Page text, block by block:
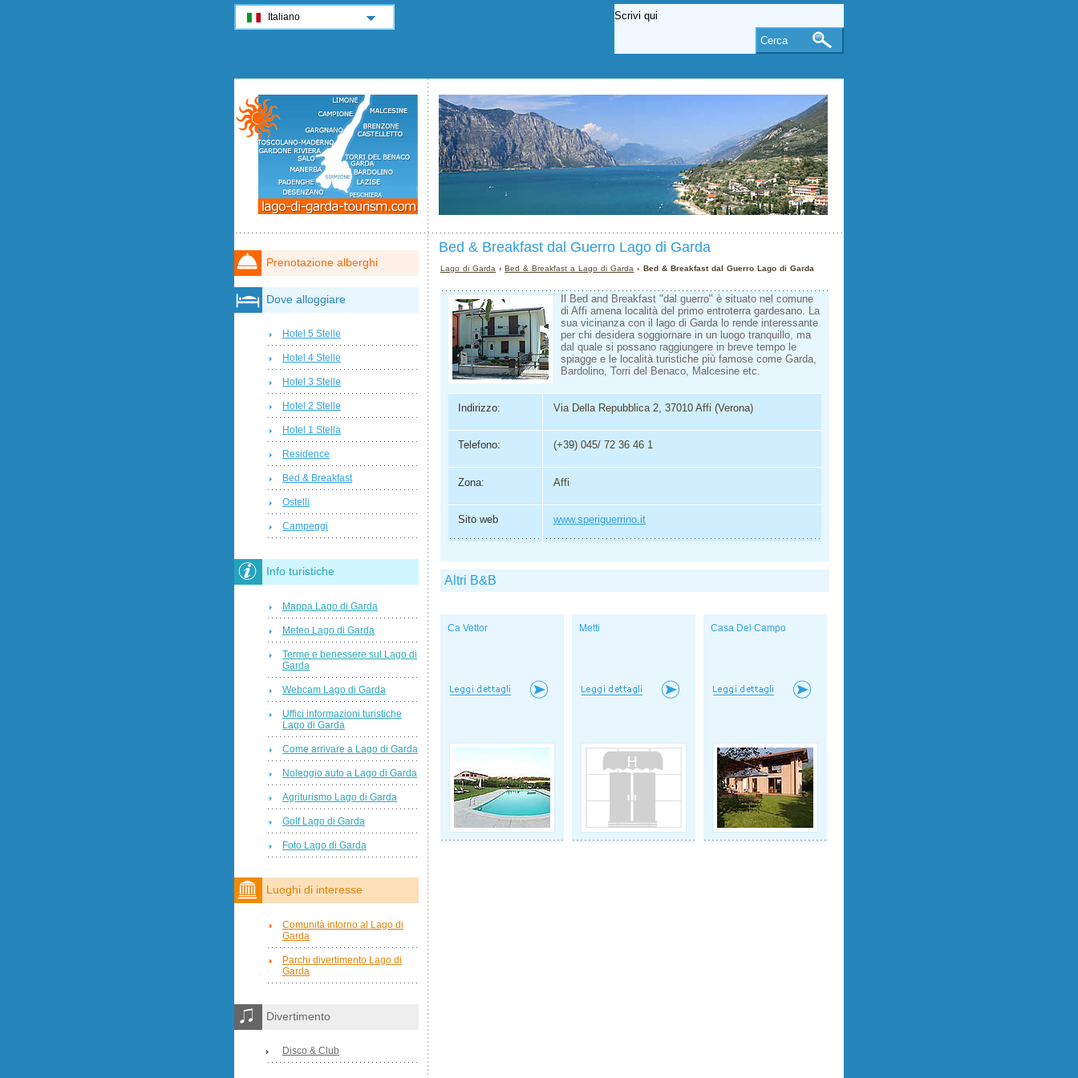
Bed & Breakfast dal Guerro Lago di Garda
Lago di Garda ›Bed & Breakfast a Lago di Garda › Bed & Breakfast dal Guerro Lago di Garda
Il Bed and Breakfast "dal guerro" è situato nel comune
di Affi amena località del primo entroterra gardesano. La
sua vicinanza con il lago di Garda lo rende interessante
per chi desidera soggiornare in un luogo tranquillo, ma
dal quale si possano raggiungere in breve tempo le
spiagge e le località turistiche più famose come Garda,
Bardolino, Torri del Benaco, Malcesine etc.
Indirizzo: Via Della Repubblica 2, 37010 Affi (Verona)
Telefono: (+39) 045/ 72 36 46 1
Zona: Affi
Sito web www.speriguerrino.it
Altri B&B
Ca Vettor Metti Casa Del Campo
Prenotazione alberghi
Dove alloggiare
Hotel 5 Stelle
Hotel 4 Stelle
Hotel 3 Stelle
Hotel 2 Stelle
Hotel 1 Stella
Residence
Bed & Breakfast
Ostelli
Campeggi
Info turistiche
Mappa Lago di Garda
Meteo Lago di Garda
Terme e benessere sul Lago di
Garda
Webcam Lago di Garda
Uffici informazioni turistiche
Lago di Garda
Come arrivare a Lago di Garda
Noleggio auto a Lago di Garda
Agriturismo Lago di Garda
Golf Lago di Garda
Foto Lago di Garda
Luoghi di interesse
Comunità intorno al Lago di
Garda
Parchi divertimento Lago di
Garda
Divertimento
Disco & Club
Italiano
Cerca